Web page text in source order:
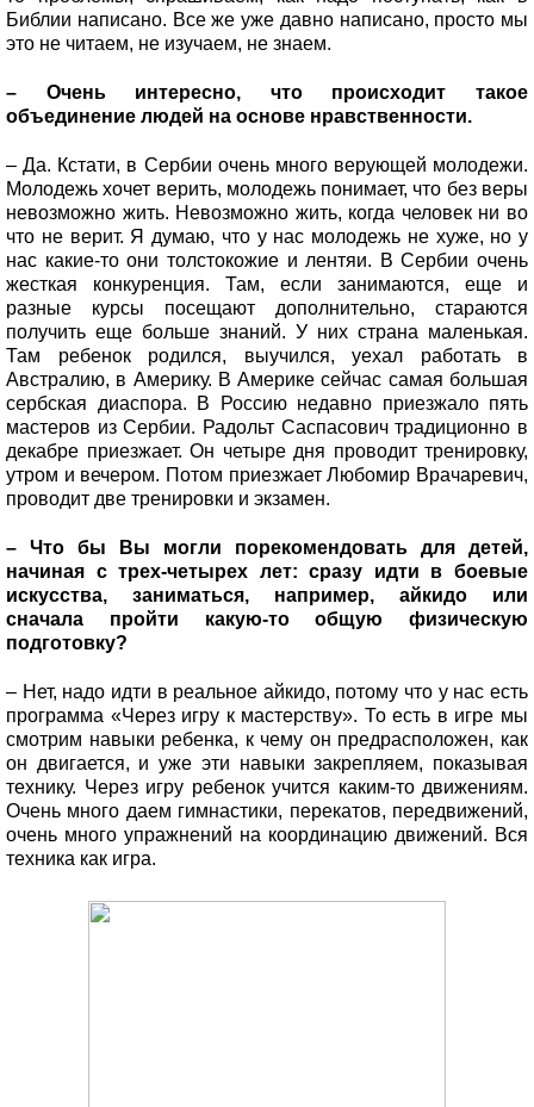
Библии написано. Все же уже давно написано, просто мы
это не читаем, не изучаем, не знаем.
– Очень интересно, что происходит такое
объединение людей на основе нравственности.
– Да. Кстати, в Сербии очень много верующей молодежи.
Молодежь хочет верить, молодежь понимает, что без веры
невозможно жить. Невозможно жить, когда человек ни во
что не верит. Я думаю, что у нас молодежь не хуже, но у
нас какие-то они толстокожие и лентяи. В Сербии очень
жесткая конкуренция. Там, если занимаются, еще и
разные курсы посещают дополнительно, стараются
получить еще больше знаний. У них страна маленькая.
Там ребенок родился, выучился, уехал работать в
Австралию, в Америку. В Америке сейчас самая большая
сербская диаспора. В Россию недавно приезжало пять
мастеров из Сербии. Радольт Саспасович традиционно в
декабре приезжает. Он четыре дня проводит тренировку,
утром и вечером. Потом приезжает Любомир Врачаревич,
проводит две тренировки и экзамен.
– Что бы Вы могли порекомендовать для детей,
начиная с трех-четырех лет: сразу идти в боевые
искусства, заниматься, например, айкидо или
сначала пройти какую-то общую физическую
подготовку?
– Нет, надо идти в реальное айкидо, потому что у нас есть
программа «Через игру к мастерству». То есть в игре мы
смотрим навыки ребенка, к чему он предрасположен, как
он двигается, и уже эти навыки закрепляем, показывая
технику. Через игру ребенок учится каким-то движениям.
Очень много даем гимнастики, перекатов, передвижений,
очень много упражнений на координацию движений. Вся
техника как игра.